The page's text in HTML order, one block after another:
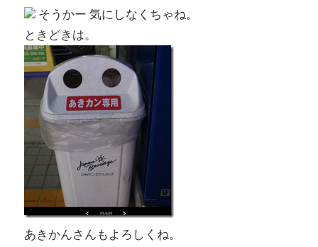
そうかー 気にしなくちゃね。
ときどきは。
あきかんさんもよろしくね。